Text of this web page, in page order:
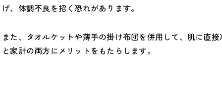
げ、体調不良を招く恐れがあります。
また、タオルケットや薄手の掛け布団を併用して、肌に直
と家計の両方にメリットをもたらします。